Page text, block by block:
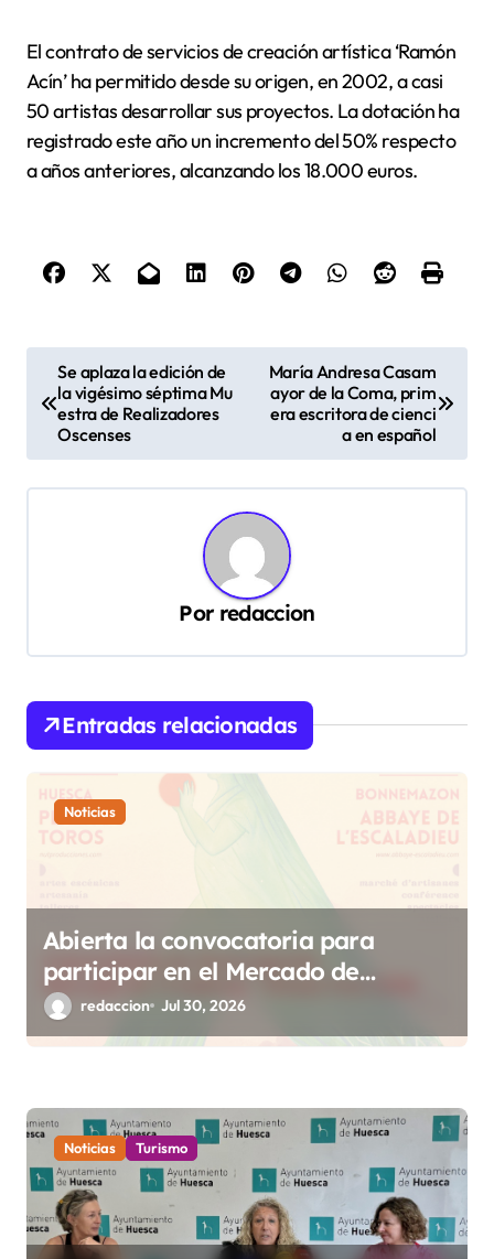
El contrato de servicios de creación artística ‘Ramón
Acín’ ha permitido desde su origen, en 2002, a casi
50 artistas desarrollar sus proyectos. La dotación ha
registrado este año un incremento del 50% respecto
a años anteriores, alcanzando los 18.000 euros.
a
ó
e
n
r
a
s
Se aplaza la edición de
la vigésimo séptima Mu
estra de Realizadores
Oscenses
María Andresa Casam
ayor de la Coma, prim
era escritora de cienci
a en español
Por redaccion
Entradas relacionadas
Noticias
Abierta la convocatoria para
participar en el Mercado de
Creadoras de Diosas Fest
redaccion Jul 30, 2026
Noticias Turismo